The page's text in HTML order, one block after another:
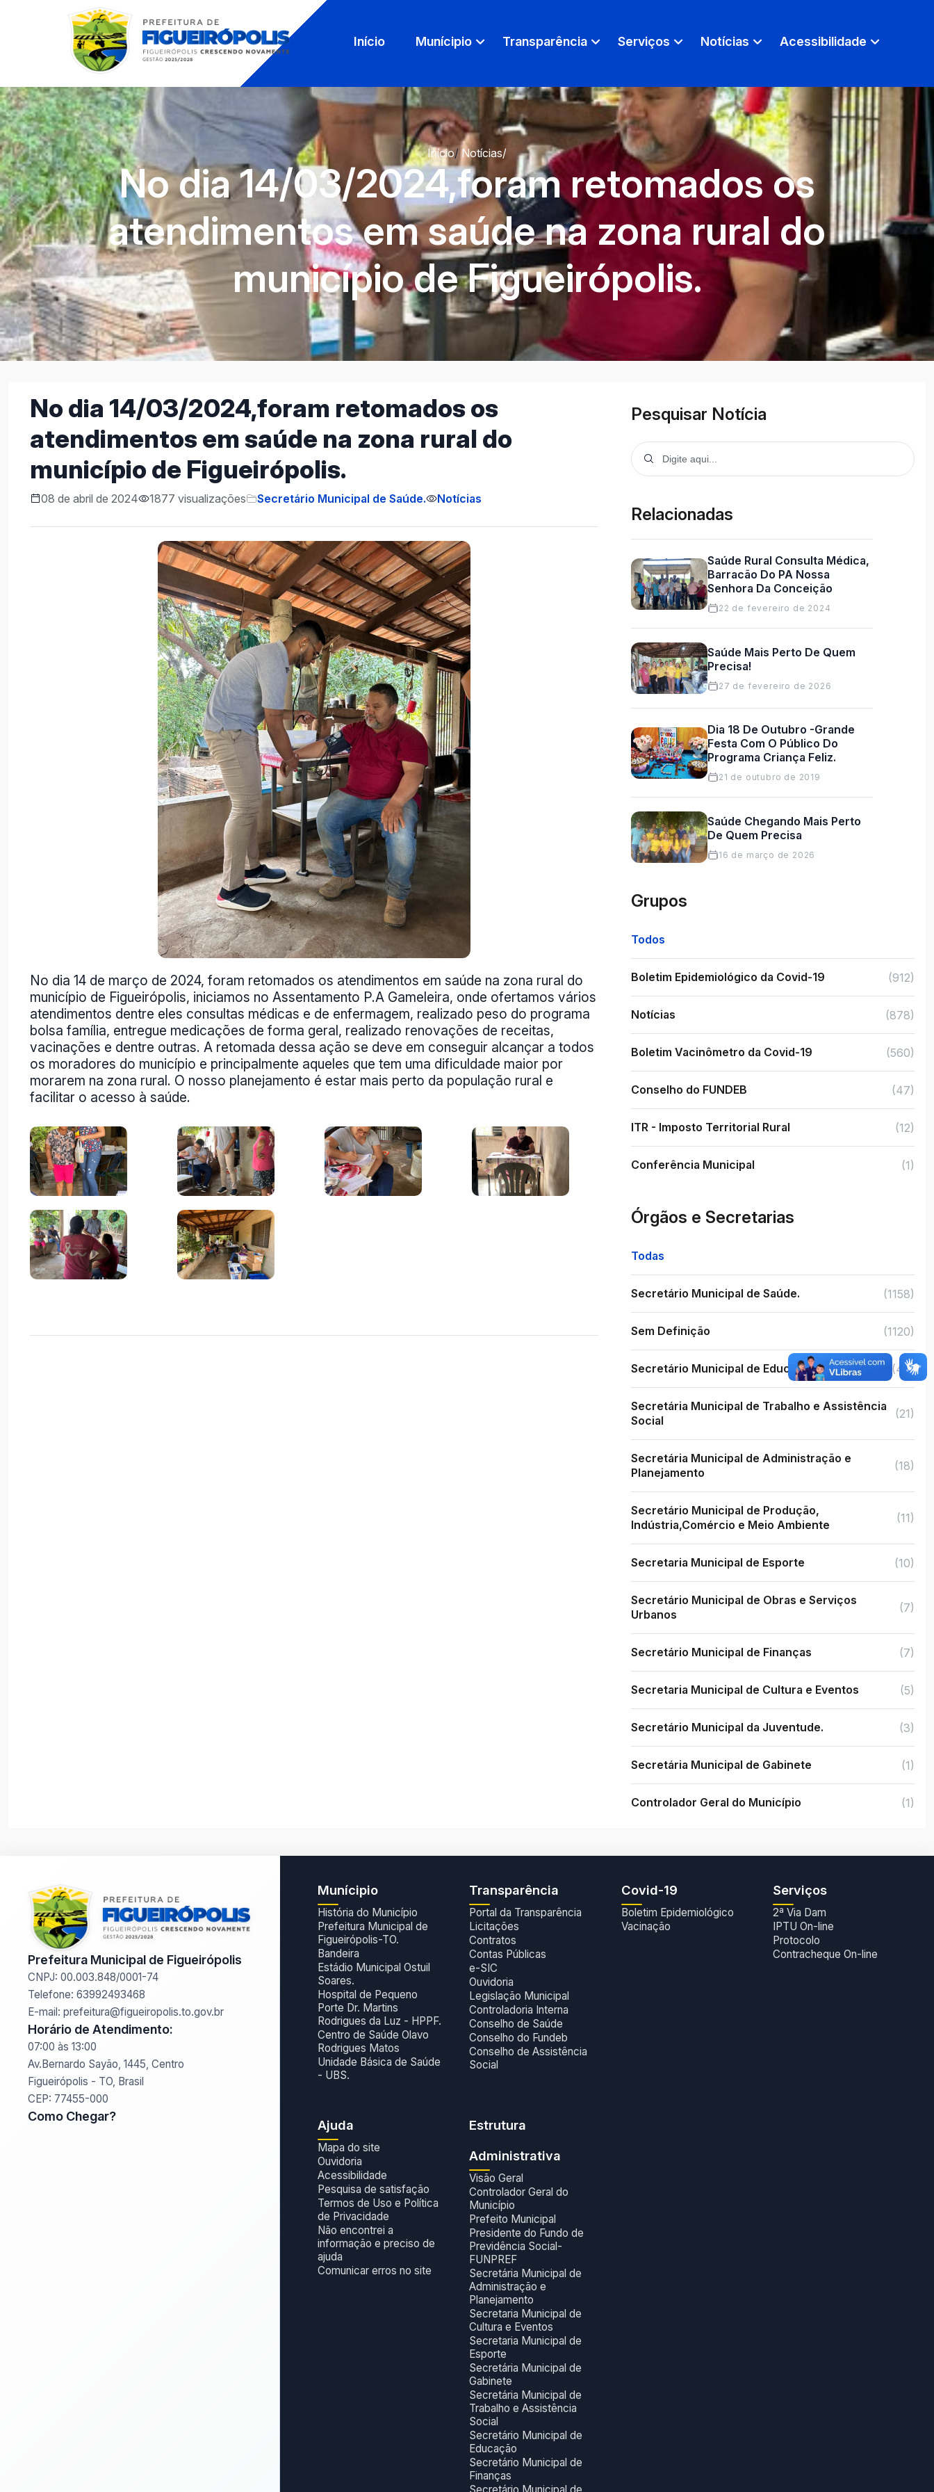
Início Munícipio Transparência Serviços Notícias Acessibilidade
Início/Notícias/
No dia 14/03/2024,foram retomados os
atendimentos em saúde na zona rural do
município de Figueirópolis.
No dia 14/03/2024,foram retomados os
atendimentos em saúde na zona rural do
município de Figueirópolis.
08 de abril de 2024 1877 visualizações Secretário Municipal de Saúde. Notícias
No dia 14 de março de 2024, foram retomados os atendimentos em saúde na zona rural do
município de Figueirópolis, iniciamos no Assentamento P.A Gameleira, onde ofertamos vários
atendimentos dentre eles consultas médicas e de enfermagem, realizado peso do programa
bolsa família, entregue medicações de forma geral, realizado renovações de receitas,
vacinações e dentre outras. A retomada dessa ação se deve em conseguir alcançar a todos
os moradores do município e principalmente aqueles que tem uma dificuldade maior por
morarem na zona rural. O nosso planejamento é estar mais perto da população rural e
facilitar o acesso à saúde.
Pesquisar Notícia
Relacionadas
Saúde Rural Consulta Médica,
Barracão Do PA Nossa
Senhora Da Conceição
22 de fevereiro de 2024
Saúde Mais Perto De Quem
Precisa!
27 de fevereiro de 2026
Dia 18 De Outubro -Grande
Festa Com O Público Do
Programa Criança Feliz.
21 de outubro de 2019
Saúde Chegando Mais Perto
De Quem Precisa
16 de março de 2026
Grupos
Todos
Boletim Epidemiológico da Covid-19 (912)
Notícias (878)
Boletim Vacinômetro da Covid-19 (560)
Conselho do FUNDEB (47)
ITR - Imposto Territorial Rural (12)
Conferência Municipal (1)
Órgãos e Secretarias
Todas
Secretário Municipal de Saúde. (1158)
Sem Definição (1120)
Secretário Municipal de Educação (48)
Secretária Municipal de Trabalho e Assistência
Social
(21)
Secretária Municipal de Administração e
Planejamento
(18)
Secretário Municipal de Produção,
Indústria,Comércio e Meio Ambiente
(11)
Secretaria Municipal de Esporte (10)
Secretário Municipal de Obras e Serviços
Urbanos
(7)
Secretário Municipal de Finanças (7)
Secretaria Municipal de Cultura e Eventos (5)
Secretário Municipal da Juventude. (3)
Secretária Municipal de Gabinete (1)
Controlador Geral do Município (1)
Prefeitura Municipal de Figueirópolis
CNPJ: 00.003.848/0001-74
Telefone: 63992493468
E-mail: prefeitura@figueiropolis.to.gov.br
Horário de Atendimento:
07:00 às 13:00
Av.Bernardo Sayão, 1445, Centro
Figueirópolis - TO, Brasil
CEP: 77455-000
Como Chegar?
Munícipio
História do Município
Prefeitura Municipal de
Figueirópolis-TO.
Bandeira
Estádio Municipal Ostuil
Soares.
Hospital de Pequeno
Porte Dr. Martins
Rodrigues da Luz - HPPF.
Centro de Saúde Olavo
Rodrigues Matos
Unidade Básica de Saúde
- UBS.
Transparência
Portal da Transparência
Licitações
Contratos
Contas Públicas
e-SIC
Ouvidoria
Legislação Municipal
Controladoria Interna
Conselho de Saúde
Conselho do Fundeb
Conselho de Assistência
Social
Covid-19
Boletim Epidemiológico
Vacinação
Serviços
2ª Via Dam
IPTU On-line
Protocolo
Contracheque On-line
Ajuda
Mapa do site
Ouvidoria
Acessibilidade
Pesquisa de satisfação
Termos de Uso e Política
de Privacidade
Não encontrei a
informação e preciso de
ajuda
Comunicar erros no site
Estrutura
Administrativa
Visão Geral
Controlador Geral do
Município
Prefeito Municipal
Presidente do Fundo de
Previdência Social-
FUNPREF
Secretária Municipal de
Administração e
Planejamento
Secretaria Municipal de
Cultura e Eventos
Secretaria Municipal de
Esporte
Secretária Municipal de
Gabinete
Secretária Municipal de
Trabalho e Assistência
Social
Secretário Municipal de
Educação
Secretário Municipal de
Finanças